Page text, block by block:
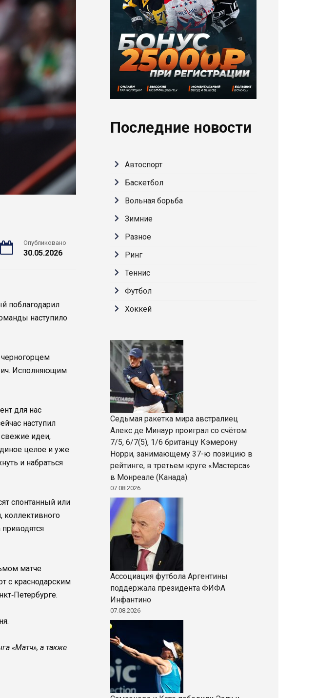
Опубликовано
30.05.2026
поблагодарил
наступило
черногорцем
Исполняющим
для нас
наступил
свежие идеи,
целое и уже
и набраться
спонтанный или
коллективного
матче
с краснодарским
«Матч», а также
Последние новости
Автоспорт
Баскетбол
Вольная борьба
Зимние
Разное
Ринг
Теннис
Футбол
Хоккей
Седьмая ракетка мира австралиец
Алекс де Минаур проиграл со счётом
7/5, 6/7(5), 1/6 британцу Кэмерону
Норри, занимающему 37-ю позицию в
рейтинге, в третьем круге «Мастерса»
в Монреале (Канада).
07.08.2026
Ассоциация футбола Аргентины
поддержала президента ФИФА
Инфантино
07.08.2026